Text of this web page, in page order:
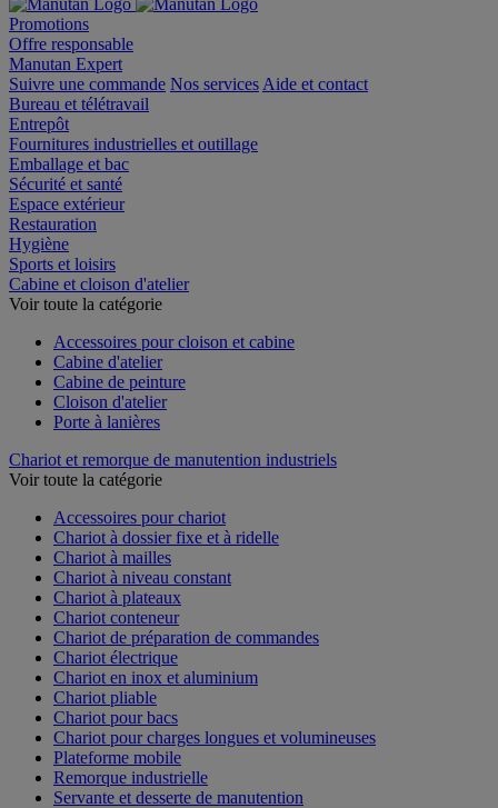
Promotions
Offre responsable
Manutan Expert
Suivre une commande Nos services Aide et contact
Bureau et télétravail
Entrepôt
Fournitures industrielles et outillage
Emballage et bac
Sécurité et santé
Espace extérieur
Restauration
Hygiène
Sports et loisirs
Cabine et cloison d'atelier
Voir toute la catégorie
Accessoires pour cloison et cabine
Cabine d'atelier
Cabine de peinture
Cloison d'atelier
Porte à lanières
Chariot et remorque de manutention industriels
Voir toute la catégorie
Accessoires pour chariot
Chariot à dossier fixe et à ridelle
Chariot à mailles
Chariot à niveau constant
Chariot à plateaux
Chariot conteneur
Chariot de préparation de commandes
Chariot électrique
Chariot en inox et aluminium
Chariot pliable
Chariot pour bacs
Chariot pour charges longues et volumineuses
Plateforme mobile
Remorque industrielle
Servante et desserte de manutention